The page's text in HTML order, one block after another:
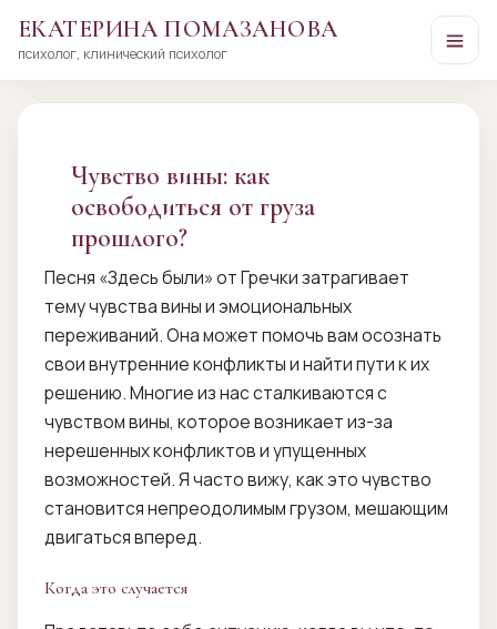
ЕКАТЕРИНА ПОМАЗАНОВА
психолог, клинический психолог
Чувство вины: как
освободиться от груза
прошлого?
Песня «Здесь были» от Гречки затрагивает
тему чувства вины и эмоциональных
переживаний. Она может помочь вам осознать
свои внутренние конфликты и найти пути к их
решению. Многие из нас сталкиваются с
чувством вины, которое возникает из-за
нерешенных конфликтов и упущенных
возможностей. Я часто вижу, как это чувство
становится непреодолимым грузом, мешающим
двигаться вперед.
Когда это случается